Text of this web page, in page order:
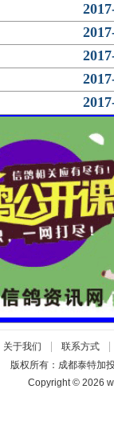
关于我们 联系方式
版权所有：成都泰特加
Copyright © 2026